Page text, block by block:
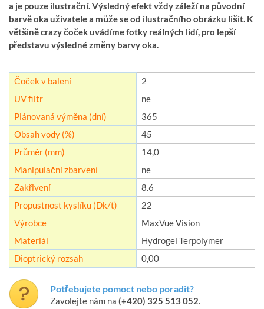
a je pouze ilustrační. Výsledný efekt vždy záleží na původní
barvě oka uživatele a může se od ilustračního obrázku lišit. K
většině crazy čoček uvádíme fotky reálných lidí, pro lepší
představu výsledné změny barvy oka.
Čoček v balení
2
UV filtr
ne
Plánovaná výměna (dní)
365
Obsah vody (%)
45
Průměr (mm)
14,0
Manipulační zbarvení
ne
Zakřivení
8.6
Propustnost kyslíku (Dk/t)
22
Výrobce
MaxVue Vision
Materiál
Hydrogel Terpolymer
Dioptrický rozsah
0,00
Potřebujete pomoct nebo poradit?
Zavolejte nám na (+420) 325 513 052.